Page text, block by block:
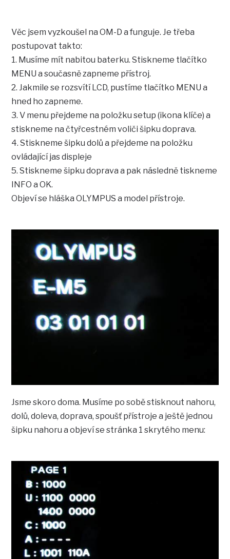
Věc jsem vyzkoušel na OM-D a funguje. Je třeba
postupovat takto:
1. Musíme mít nabitou baterku. Stiskneme tlačítko
MENU a současně zapneme přístroj.
2. Jakmile se rozsvítí LCD, pustíme tlačítko MENU a
hned ho zapneme.
3. V menu přejdeme na položku setup (ikona klíče) a
stiskneme na čtyřcestném voliči šipku doprava.
4. Stiskneme šipku dolů a přejdeme na položku
ovládající jas displeje
5. Stiskneme šipku doprava a pak následně tiskneme
INFO a OK.
Objeví se hláška OLYMPUS a model přístroje.
Jsme skoro doma. Musíme po sobě stisknout nahoru,
dolů, doleva, doprava, spoušť přístroje a ještě jednou
šipku nahoru a objeví se stránka 1 skrytého menu: